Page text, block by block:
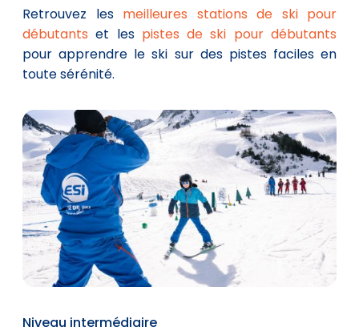
Retrouvez les meilleures stations de ski pour
débutants et les pistes de ski pour débutants
pour apprendre le ski sur des pistes faciles en
toute sérénité.
Niveau intermédiaire